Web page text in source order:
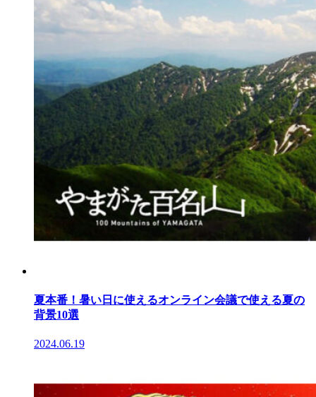
夏本番！暑い日に使えるオンライン会議で使える夏の
背景10選
2024.06.19